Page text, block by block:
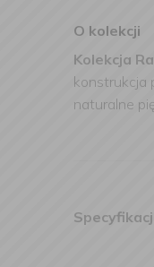
O kolekcji
Kolekcja
konstrukcja
naturalne